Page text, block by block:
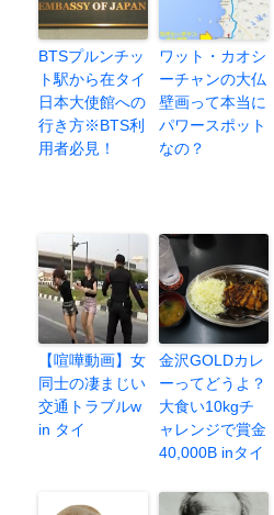
BTSプルンチッ
ト駅から在タイ
日本大使館への
行き方※BTS利
用者必見！
ワット・カオシ
ーチャンの大仏
壁画って本当に
パワースポット
なの？
【喧嘩動画】女
同士の凄まじい
交通トラブルw
in タイ
金沢GOLDカレ
ーってどうよ？
大食い10kgチ
ャレンジで賞金
40,000B inタイ